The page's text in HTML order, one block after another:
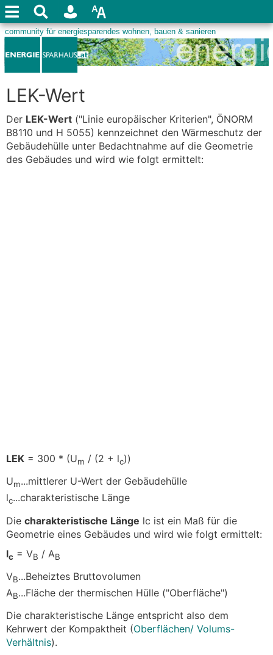
LEK-Wert
Der LEK-Wert ("Linie europäischer Kriterien", ÖNORM
B8110 und H 5055) kennzeichnet den Wärmeschutz der
Gebäudehülle unter Bedachtnahme auf die Geometrie
des Gebäudes und wird wie folgt ermittelt:
LEK = 300 * (Um / (2 + lc))
Um...mittlerer U-Wert der Gebäudehülle
lc...charakteristische Länge
Die charakteristische Länge lc ist ein Maß für die
Geometrie eines Gebäudes und wird wie folgt ermittelt:
lc = VB / AB
VB...Beheiztes Bruttovolumen
AB...Fläche der thermischen Hülle ("Oberfläche")
Die charakteristische Länge entspricht also dem
Kehrwert der Kompaktheit (Oberflächen/ Volums-
Verhältnis).